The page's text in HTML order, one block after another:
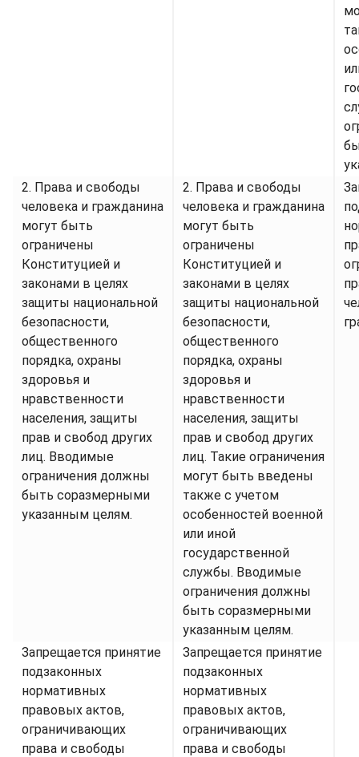
2. Права и свободы
человека и гражданина
могут быть
ограничены
Конституцией и
законами в целях
защиты национальной
безопасности,
общественного
порядка, охраны
здоровья и
нравственности
населения, защиты
прав и свобод других
лиц. Вводимые
ограничения должны
быть соразмерными
указанным целям.
2. Права и свободы
человека и гражданина
могут быть
ограничены
Конституцией и
законами в целях
защиты национальной
безопасности,
общественного
порядка, охраны
здоровья и
нравственности
населения, защиты
прав и свобод других
лиц. Такие ограничения
могут быть введены
также с учетом
особенностей военной
или иной
государственной
службы. Вводимые
ограничения должны
быть соразмерными
указанным целям.
Запрещается принятие
подзаконных
нормативных
правовых актов,
ограничивающих
права и свободы
Запрещается принятие
подзаконных
нормативных
правовых актов,
ограничивающих
права и свободы